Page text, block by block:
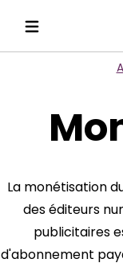
La monétisation
des éditeurs
publicitaires
d'abonnement